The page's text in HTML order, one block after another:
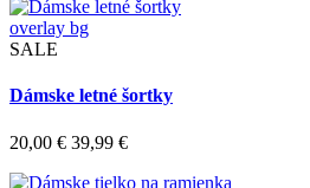
overlay bg
SALE
Dámske letné šortky
20,00 € 39,99 €